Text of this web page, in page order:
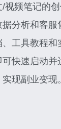
视频笔记的
据分析和客
工具教程和
快速启动
现副业变现